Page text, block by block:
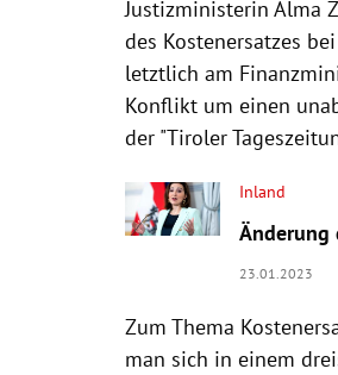
Justizministerin Alma
des Kostenersatzes
letztlich am
Konflikt um einen
der "Tiroler
Inland
Änderung
23.01.2023
Zum Thema
man sich in einem